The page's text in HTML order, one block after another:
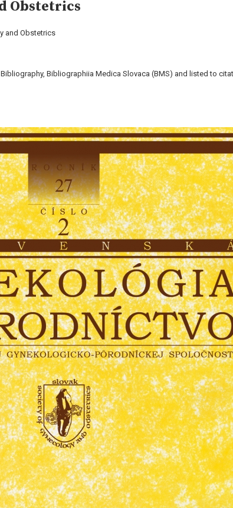
Obstetrics
and Obstetrics
Bibliographiia Medica Slovaca (BMS) and listed to